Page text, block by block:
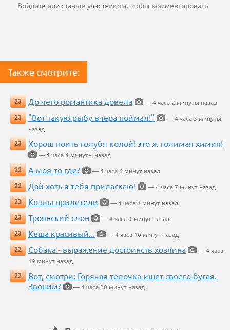
Войдите илистаньте участником, чтобы комментировать
Также смотрите:
23 До чего романтика довела
— 4 часа 2 минуты назад
23
"Вот такую рыбу вчера поймал!"
— 4 часа 3 минуты
назад
23
Хорош поить голубя колой! это ж голимая химия!
— 4 часа 4 минуты назад
22
А моя-то где?
— 4 часа 6 минут назад
22
Дай хоть я тебя приласкаю!
— 4 часа 7 минут назад
23
Козлы прилетели
— 4 часа 8 минут назад
23
Троянский слон
— 4 часа 9 минут назад
23
Кеша красивый...
— 4 часа 10 минут назад
22
Собака - выражение достоинств хозяина
— 4 часа
19 минут назад
22
Вот, смотри: Горячая телочка ищет своего бугая.
Звоним?
— 4 часа 20 минут назад